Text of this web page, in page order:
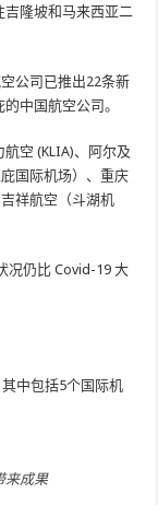
吉隆坡和马来西亚二
公司已推出22条新
中国航空公司。
空 (KLIA)、阿尔及
国际机场）、重庆
祥航空（斗湖机
况仍比 Covid-19 大
中包括5个国际机
来成果